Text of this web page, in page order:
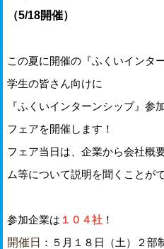
（5/18開催）
この夏に開催の『ふくいインタ
学生の皆さん向けに
『ふくいインターンシップ』参
フェアを開催します！
フェア当日は、企業から会社概
ム等について説明を聞くことが
参加企業は １０４社 ！
開催日
：５月１８日（土）２部